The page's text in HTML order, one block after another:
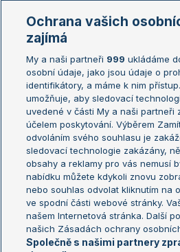
Žebříčky
Žebříček ATP (muži)
Žebříček WTA (ženy)
Sázkařský žebříček
French
US Open
Turnaj
Turnaj
Aktualní trendy
Fotbalové přestupy
Livesport Daily
LS Prague Open
Ochrana vašich
zajímá
My a naši partneři 999 ukládáme
osobní údaje, jako jsou údaje o
identifikátory, a máme k nim
umožňuje, aby sledovací
uvedené v části My a naši partneři
účelem poskytování. Výběrem
odvoláním svého souhlasu je
sledovací technologie zakázány,
obsahy a reklamy pro vás nemusí
nabídku můžete kdykoli znovu
nebo souhlas odvolat kliknutím na
ve spodní části webové stránky.
našem Internetová stránka. Další
našich Zásadách ochrany
Společně s našimi partnery